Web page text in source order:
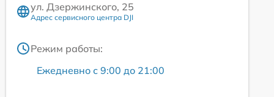
ул. Дзержинского, 25
Адрес сервисного центра DJI
Режим работы:
Ежедневно с 9:00 до 21:00